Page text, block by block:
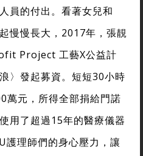
員的付出。看著女兒和
慢慢長大，2017年，張靚
Project 工藝X公益計
〉發起募資。短短30小時
萬元，所得全部捐給門諾
用了超過15年的醫療儀器
護理師們的身心壓力，讓